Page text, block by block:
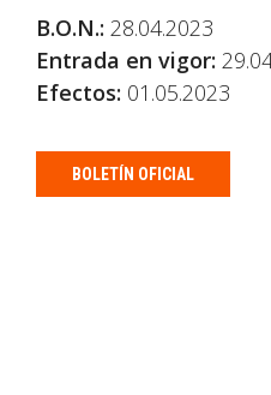
B.O.N.: 28.04.2023
Entrada en vigor:
Efectos: 01.05.2023
BOLETÍN OFICIAL